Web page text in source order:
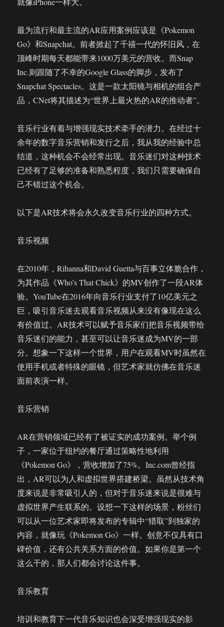
最为流行和最主流的AR应用案例应该是《Pokemon
Go》和Snapchat。前者掀起了千禧一代的怀旧风，在
顶峰时期每天都能带来1000万美元的营收。而Snap
Inc.则跟随了不幸的Google Glass的脚步，发布了
Snapchat Spectacles。这是一款太阳镜与相机的组合产
品，CNet将其描述为“世界上最火热的AR的推动者”。
音乐行业有着与增强现实技术牵手的潜力。在经过十
余年的数字音乐营销和发行之后，我从我的经验中总
结道，这种机会不会经常出现。音乐迷们对这种技术
已经有了足够的准备和熟悉程度，我们只需要确保自
己不错过这个机会。
以下是AR技术将会永久改变音乐行业的四种方式。
音乐视频
在2010年，Rihanna和David Guetta与百事立体脆合作，
为其作品《Who’s That Chick》的MV创作了一段AR体
验。YouTube在2016年向音乐行业支付了10亿美元之
巨，吸引音乐迷去观看音乐视频从来没有像现在这么
有价值过。AR技术可以赋予音乐家们把音乐视频带给
音乐迷们的能力，甚至可以让音乐迷成为MV的一部
分。想象一下这样一个世界，用户在观看MV时虽然在
使用手机或者特殊的眼镜，但艺术家就仿佛在音乐迷
面前表演一样。
音乐营销
AR在营销领域已经有了被证实的成功案例。举个例
子，一家位于纽约的餐厅通过策略性地利用
《Pokemon Go》，营收增加了75%。Inc.com曾经指
出，AR可以为人和虚拟世界搭建桥梁。虽然从技术角
度来说是非常吸引人的，但对于音乐迷来说是很难与
虚拟世界产生联系的。设想一下这样的场景，粉丝们
可以从一位艺术家即将发布的专辑中“猎取”到独家的
内容，就像玩《Pokemon Go》一样。创意不仅具有口
碑价值，还有公共关系方面的价值。如果你是第一个
这么干的，那人们都会讨论这件事。
音乐教育
培训和教育下一代音乐知识也会深受增强现实的影